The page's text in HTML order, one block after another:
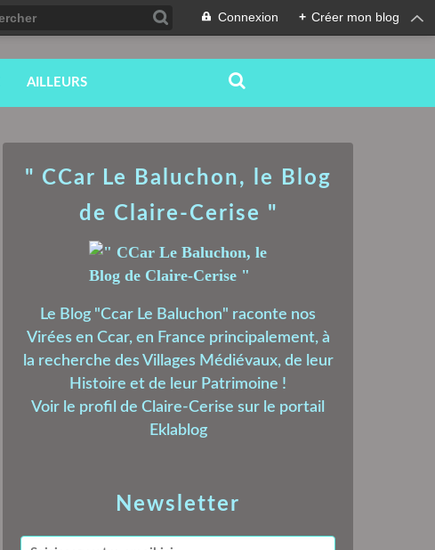
Connexion + Créer mon blog
AILLEURS
Newsletter
" CCar Le Baluchon, le Blog
de Claire-Cerise "
Le Blog "Ccar Le Baluchon" raconte nos
Virées en Ccar, en France principalement, à
la recherche des Villages Médiévaux, de leur
Histoire et de leur Patrimoine !
Voir le profil de Claire-Cerise sur le portail
Eklablog